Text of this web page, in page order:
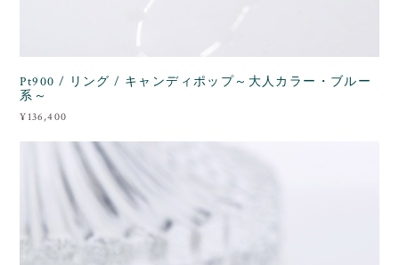
Pt900 / リング / キャンディポップ～大人カラー・ブルー
系～
¥136,400